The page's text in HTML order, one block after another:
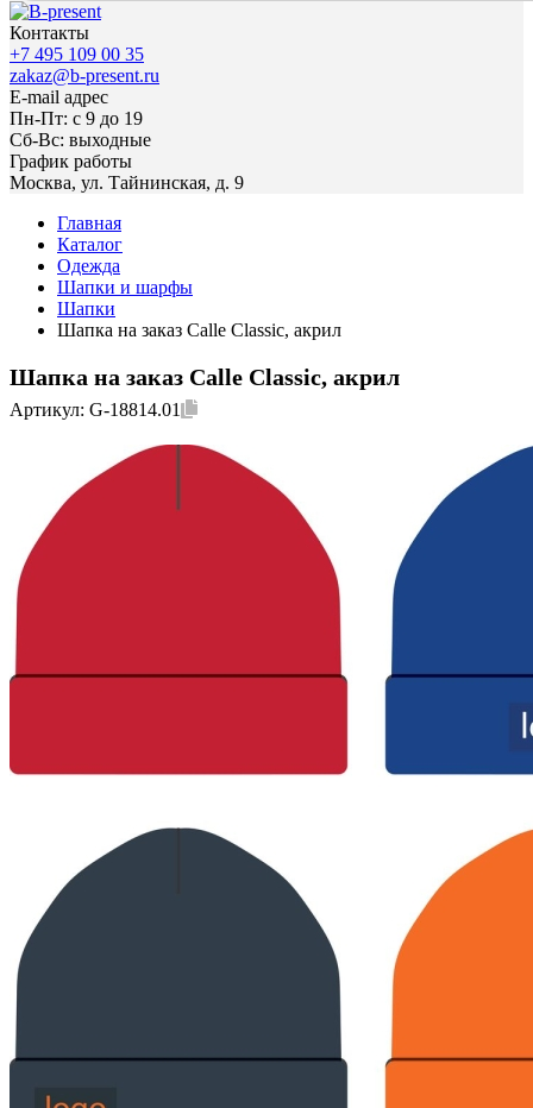
Контакты
+7 495 109 00 35
zakaz@b-present.ru
E-mail адрес
Пн-Пт: с 9 до 19
Сб-Вс: выходные
График работы
Москва, ул. Тайнинская, д. 9
Главная
Каталог
Одежда
Шапки и шарфы
Шапки
Шапка на заказ Сalle Classic, акрил
Шапка на заказ Сalle Classic, акрил
Артикул: G-18814.01